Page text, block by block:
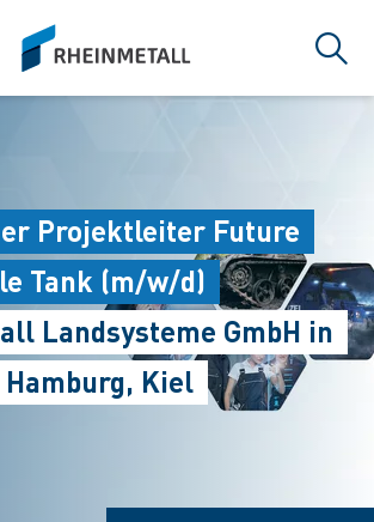
siteLogo
Projektleiter Future
Tank (m/w/d)
Landsysteme GmbH in
Kiel